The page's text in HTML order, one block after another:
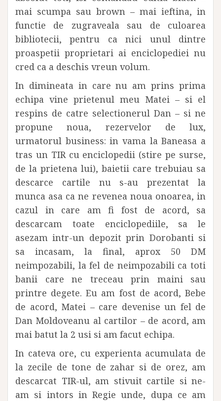
mai scumpa sau brown – mai ieftina, in
functie de zugraveala sau de culoarea
bibliotecii, pentru ca nici unul dintre
proaspetii proprietari ai enciclopediei nu
cred ca a deschis vreun volum.
In dimineata in care nu am prins prima
echipa vine prietenul meu Matei – si el
respins de catre selectionerul Dan – si ne
propune noua, rezervelor de lux,
urmatorul business: in vama la Baneasa a
tras un TIR cu enciclopedii (stire pe surse,
de la prietena lui), baietii care trebuiau sa
descarce cartile nu s-au prezentat la
munca asa ca ne revenea noua onoarea, in
cazul in care am fi fost de acord, sa
descarcam toate enciclopediile, sa le
asezam intr-un depozit prin Dorobanti si
sa incasam, la final, aprox 50 DM
neimpozabili, la fel de neimpozabili ca toti
banii care ne treceau prin maini sau
printre degete. Eu am fost de acord, Bebe
de acord, Matei – care devenise un fel de
Dan Moldoveanu al cartilor – de acord, am
mai batut la 2 usi si am facut echipa.
In cateva ore, cu experienta acumulata de
la zecile de tone de zahar si de orez, am
descarcat TIR-ul, am stivuit cartile si ne-
am si intors in Regie unde, dupa ce am